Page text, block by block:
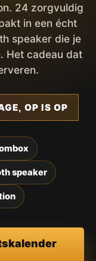
24 zorgvuldig
in een écht
speaker die je
Het cadeau dat
OP IS OP
speaker